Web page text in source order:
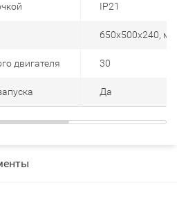
IP21
650x500x240, мм
двигателя 30
Да